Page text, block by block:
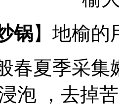
锅】地榆的
春夏季采集
泡 ，去掉